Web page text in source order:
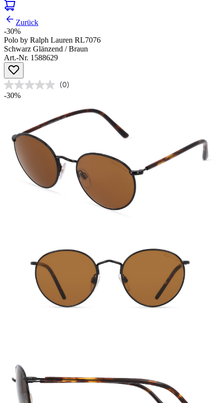
Zurück
-30%
Polo by Ralph Lauren RL7076
Schwarz Glänzend / Braun
Art.-Nr. 1588629
(0)
-30%